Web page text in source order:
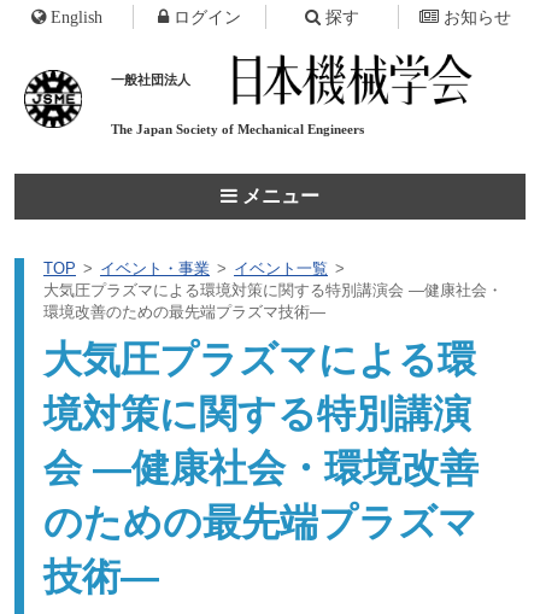
一般社団法人
The Japan Society of Mechanical Engineers
メニュー
English ログイン 探す お知らせ
TOP イベント・事業
イベント一覧
大気圧プラズマによる環境対策に関する特別講演会 ―健康社会・
環境改善のための最先端プラズマ技術―
大気圧プラズマによる環
境対策に関する特別講演
会 ―健康社会・環境改善
のための最先端プラズマ
技術―